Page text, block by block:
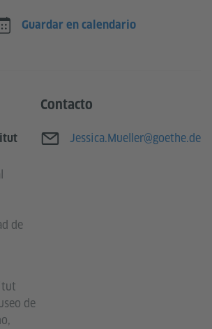
Guardar en calendario
de
de
Contacto
Correo electrónico
Jessica.Mueller@goethe.de